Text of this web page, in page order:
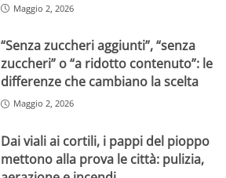
Maggio 2, 2026
“Senza zuccheri aggiunti”, “senza
zuccheri” o “a ridotto contenuto”: le
differenze che cambiano la scelta
Maggio 2, 2026
Dai viali ai cortili, i pappi del pioppo
mettono alla prova le città: pulizia,